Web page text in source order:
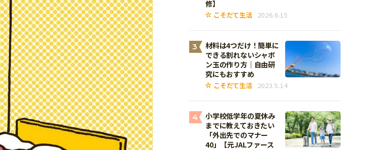
修】
こそだて生活 2026.6.15
3
材料は4つだけ！簡単に
できる割れないシャボ
ン玉の作り方｜自由研
究にもおすすめ
こそだて生活 2023.5.14
4
小学校低学年の夏休み
までに教えておきたい
「外出先でのマナー
40」【元JALファース